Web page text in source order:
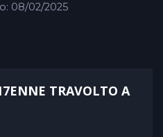
08/02/2025
TRAVOLTO A